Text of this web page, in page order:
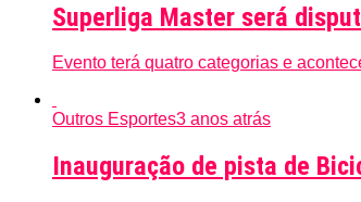
Superliga Master será
Evento terá quatro categorias e
Outros Esportes3 anos atrás
Inauguração de pista de